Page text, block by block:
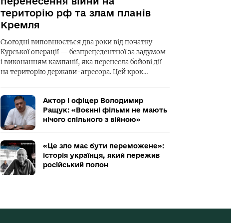
територію рф та злам планів
Кремля
Сьогодні виповнюється два роки від початку
Курської операції — безпрецедентної за задумом
і виконанням кампанії, яка перенесла бойові дії
на територію держави-агресора. Цей крок…
Актор і офіцер Володимир
Ращук: «Воєнні фільми не мають
нічого спільного з війною»
«Це зло має бути переможене»:
історія українця, який пережив
російський полон